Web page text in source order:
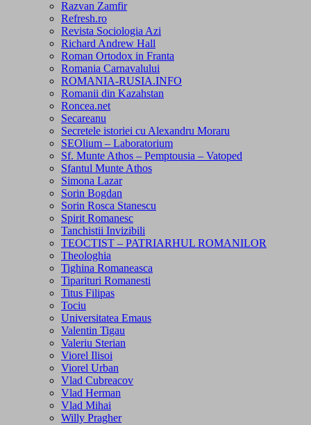
Razvan Zamfir
Refresh.ro
Revista Sociologia Azi
Richard Andrew Hall
Roman Ortodox in Franta
Romania Carnavalului
ROMANIA-RUSIA.INFO
Romanii din Kazahstan
Roncea.net
Secareanu
Secretele istoriei cu Alexandru Moraru
SEOlium – Laboratorium
Sf. Munte Athos – Pemptousia – Vatoped
Sfantul Munte Athos
Simona Lazar
Sorin Bogdan
Sorin Rosca Stanescu
Spirit Romanesc
Tanchistii Invizibili
TEOCTIST – PATRIARHUL ROMANILOR
Theologhia
Tighina Romaneasca
Tiparituri Romanesti
Titus Filipas
Tociu
Universitatea Emaus
Valentin Tigau
Valeriu Sterian
Viorel Ilisoi
Viorel Urban
Vlad Cubreacov
Vlad Herman
Vlad Mihai
Willy Pragher